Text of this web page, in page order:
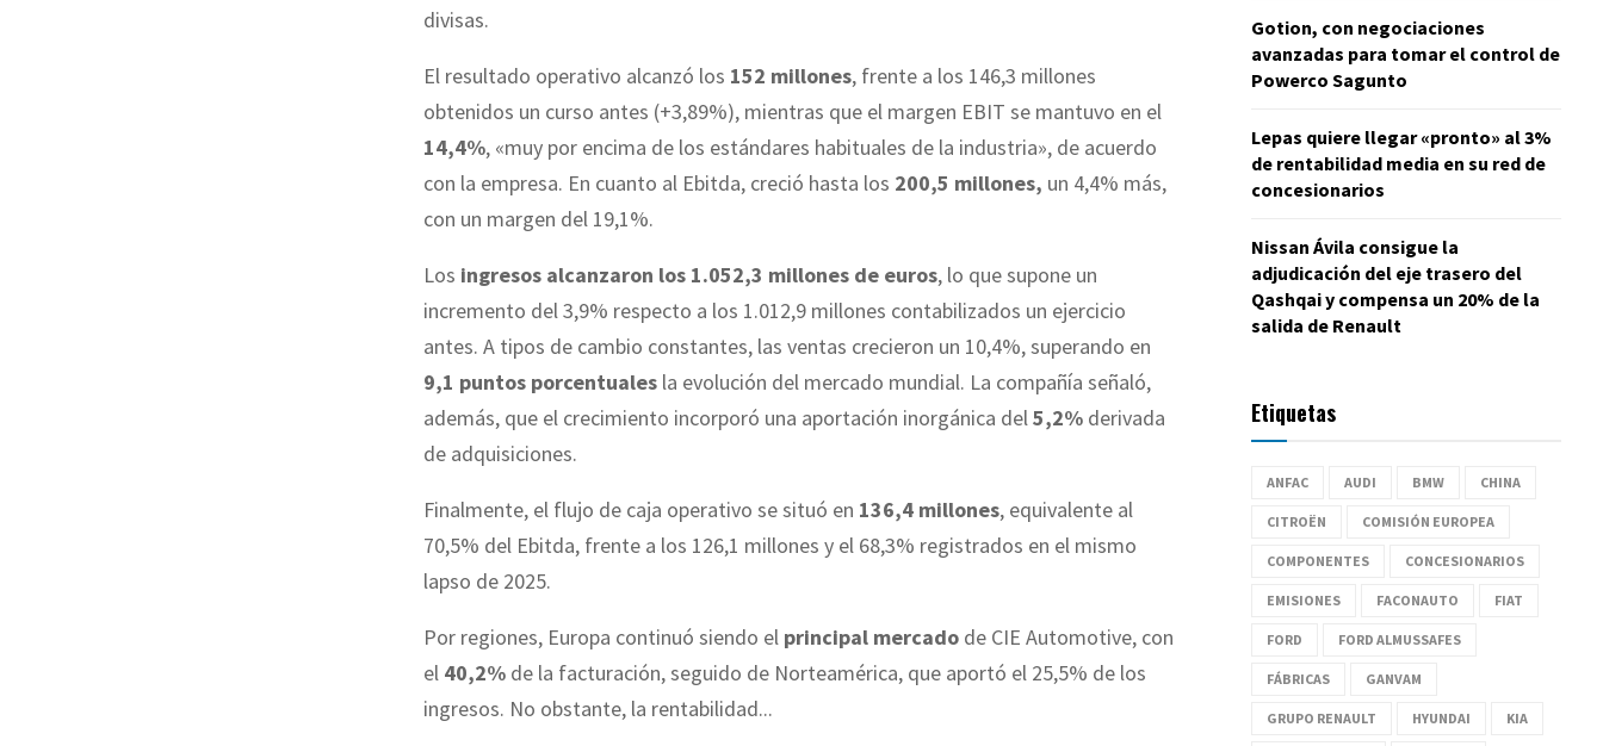
divisas.
El resultado operativo alcanzó los 152 millones, frente a los 146,3 millones
obtenidos un curso antes (+3,89%), mientras que el margen EBIT se mantuvo en el
14,4%, «muy por encima de los estándares habituales de la industria», de acuerdo
con la empresa. En cuanto al Ebitda, creció hasta los 200,5 millones, un 4,4% más,
con un margen del 19,1%.
Los ingresos alcanzaron los 1.052,3 millones de euros, lo que supone un
incremento del 3,9% respecto a los 1.012,9 millones contabilizados un ejercicio
antes. A tipos de cambio constantes, las ventas crecieron un 10,4%, superando en
9,1 puntos porcentuales la evolución del mercado mundial. La compañía señaló,
además, que el crecimiento incorporó una aportación inorgánica del5,2% derivada
de adquisiciones.
Finalmente, el flujo de caja operativo se situó en 136,4 millones, equivalente al
70,5% del Ebitda, frente a los 126,1 millones y el 68,3% registrados en el mismo
lapso de 2025.
Por regiones, Europa continuó siendo el principal mercado de CIE Automotive, con
el 40,2% de la facturación, seguido de Norteamérica, que aportó el 25,5% de los
ingresos. No obstante, la rentabilidad...
Gotion, con negociaciones
avanzadas para tomar el control de
Powerco Sagunto
Lepas quiere llegar «pronto» al 3%
de rentabilidad media en su red de
concesionarios
Nissan Ávila consigue la
adjudicación del eje trasero del
Qashqai y compensa un 20% de la
salida de Renault
Etiquetas
ANFAC AUDI BMW CHINA
CITROËN COMISIÓN EUROPEA
COMPONENTES CONCESIONARIOS
EMISIONES FACONAUTO FIAT
FORD FORD ALMUSSAFES
FÁBRICAS GANVAM
GRUPO RENAULT HYUNDAI KIA